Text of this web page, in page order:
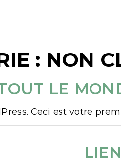
: NON
LE
Ceci est votre